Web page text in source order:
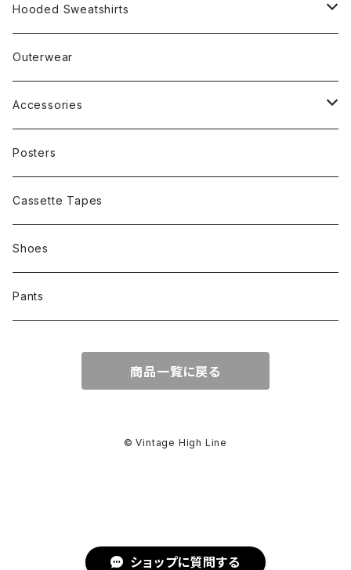
ショップに質問する
Rap
Band
Other
Hooded Sweatshirts
Rap
Band
Other
Outerwear
Accessories
Cap
Posters
Cassette Tapes
Shoes
Pants
商品一覧に戻る
© Vintage High Line